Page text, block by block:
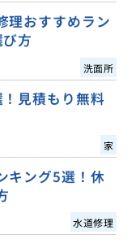
理おすすめラン
方
洗面所
見積もり無料
家
キング5選！休
水道修理